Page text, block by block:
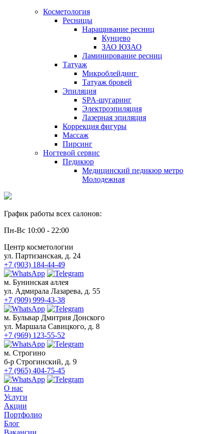
Косметология
Ресницы
Наращивание ресниц
Кунцево
ЗАО ЮЗАО
Ламинирование ресниц
Татуаж
Микроблейдинг
Татуаж бровей
Эпиляция
SPA-шугаринг
Электроэпиляция
Лазерная эпиляция
Коррекция фигуры
Массаж
Пирсинг
Ногтевой сервис
Педикюр
Медицинский педикюр метро
Молодежная
График работы всех салонов:
Пн-Вс 10:00 - 22:00
Центр косметологии
ул. Партизанская, д. 24
+7 (903) 184-44-49
м. Бунинская аллея
ул. Адмирала Лазарева, д. 55
+7 (909) 999-43-38
м. Бульвар Дмитрия Донского
ул. Маршала Савицкого, д. 8
+7 (969) 123-55-52
м. Строгино
б-р Строгинский, д. 9
+7 (965) 404-75-45
О нас
Услуги
Акции
Портфолио
Блог